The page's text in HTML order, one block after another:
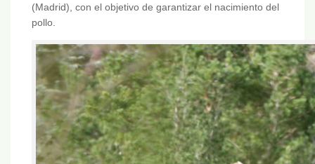
(Madrid), con el objetivo de garantizar el nacimiento del
pollo.